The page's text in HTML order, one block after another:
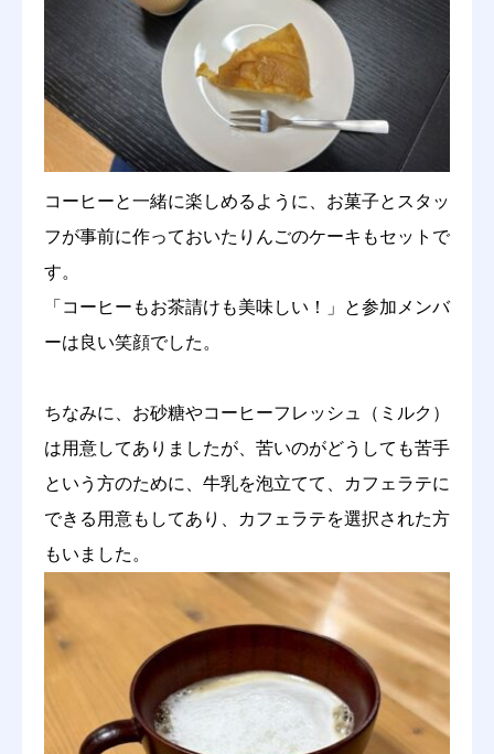
コーヒーと一緒に楽しめるように、お菓子とスタッ
フが事前に作っておいたりんごのケーキもセットで
す。
「コーヒーもお茶請けも美味しい！」と参加メンバ
ーは良い笑顔でした。
ちなみに、お砂糖やコーヒーフレッシュ（ミルク）
は用意してありましたが、苦いのがどうしても苦手
という方のために、牛乳を泡立てて、カフェラテに
できる用意もしてあり、カフェラテを選択された方
もいました。